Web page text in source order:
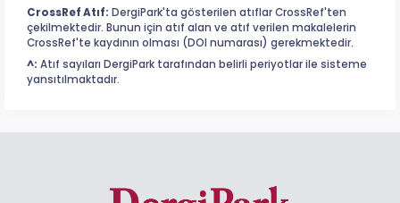
CrossRef Atıf: DergiPark'ta gösterilen atıflar CrossRef'ten
çekilmektedir. Bunun için atıf alan ve atıf verilen makalelerin
CrossRef'te kaydının olması (DOI numarası) gerekmektedir.
^: Atıf sayıları DergiPark tarafından belirli periyotlar ile sisteme
yansıtılmaktadır.